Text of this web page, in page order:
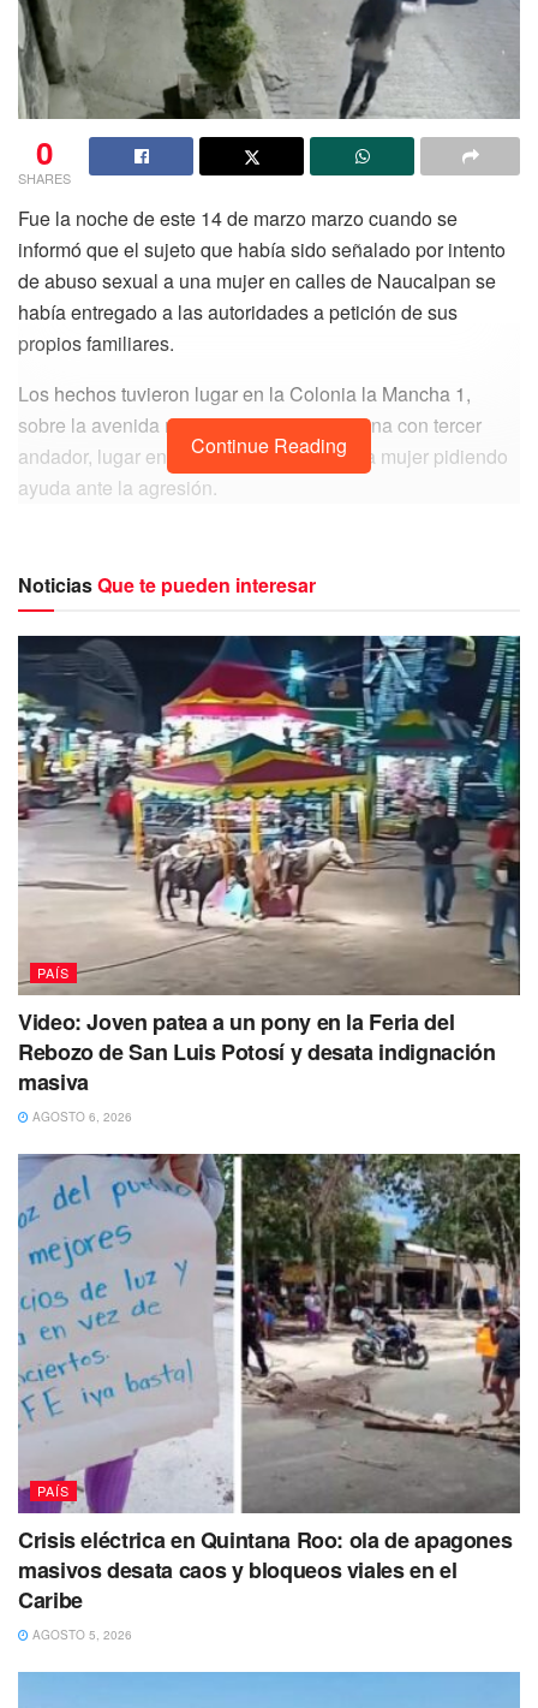
0
SHARES
Fue la noche de este 14 de marzo marzo cuando se
informó que el sujeto que había sido señalado por intento
de abuso sexual a una mujer en calles de Naucalpan se
había entregado a las autoridades a petición de sus
propios familiares.
Los hechos tuvieron lugar en la Colonia la Mancha 1,
sobre la avenida molinos del viento esquina con tercer
andador, lugar en el que se observa a una mujer pidiendo
ayuda ante la agresión.
Había trascendido que la víctima presuntamente había
acudido al ministerio público para identificar al supuesto
agresor quién ahora se encuentra detenido junto a Ignacio
‘N’, Marco ‘N’, Irene ‘N’, los cuales el pasado 12 de marzo
habrían sido relacionados por su participación en el delito
de asalto en una combi color blanca que aparece en el
video del intento de abuso.
El delegado vecinal, Eugenio tapia indicó que habrían sido
los familiares del sujeto y presunto agresor, quienes le
pidieron que se entregara para que acabaran los
hostigamientos contra de ellos, indicó a N+.
La dirección general de Seguridad Ciudadana y movilidad
segura informó que fue atendido un reporte por medio del
chat de los consejos de participación ciudadana acerca de
un robo en proceso a una transeúnte, de manera que
elementos de la corporación se movilizaron hasta el lugar
donde se contactaron con la víctima, de 24 años.
Continue Reading
NoticiasQue te pueden interesar
PAÍS
Video: Joven patea a un pony en la Feria del
Rebozo de San Luis Potosí y desata indignación
masiva
AGOSTO 6, 2026
PAÍS
Crisis eléctrica en Quintana Roo: ola de apagones
masivos desata caos y bloqueos viales en el
Caribe
AGOSTO 5, 2026